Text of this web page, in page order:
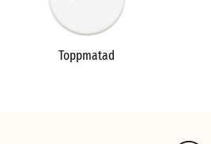
Toppmatad